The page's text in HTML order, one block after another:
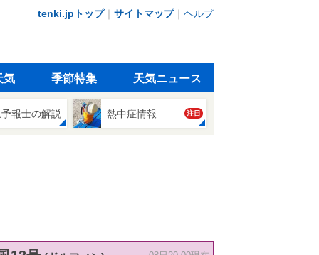
tenki.jpトップ｜ サイトマップ｜ ヘルプ
気 季節特集 天気ニュース
報士の解説 熱中症情報 注目